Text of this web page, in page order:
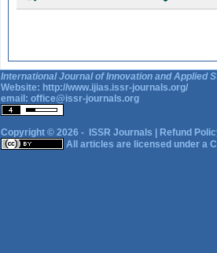
International Journal of Innovation and Applied
Website: http://www.ijias.issr-journals.org/
email: office@issr-journals.org
Copyright © 2026 - ISSR Journals
Refund
All articles are licensed under a